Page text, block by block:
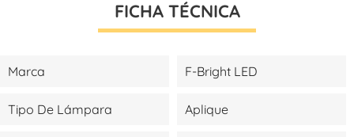
FICHA TÉCNICA
Marca F-Bright LED
Tipo De Lámpara Aplique